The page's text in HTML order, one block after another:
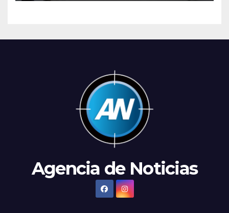
Agencia de Noticias